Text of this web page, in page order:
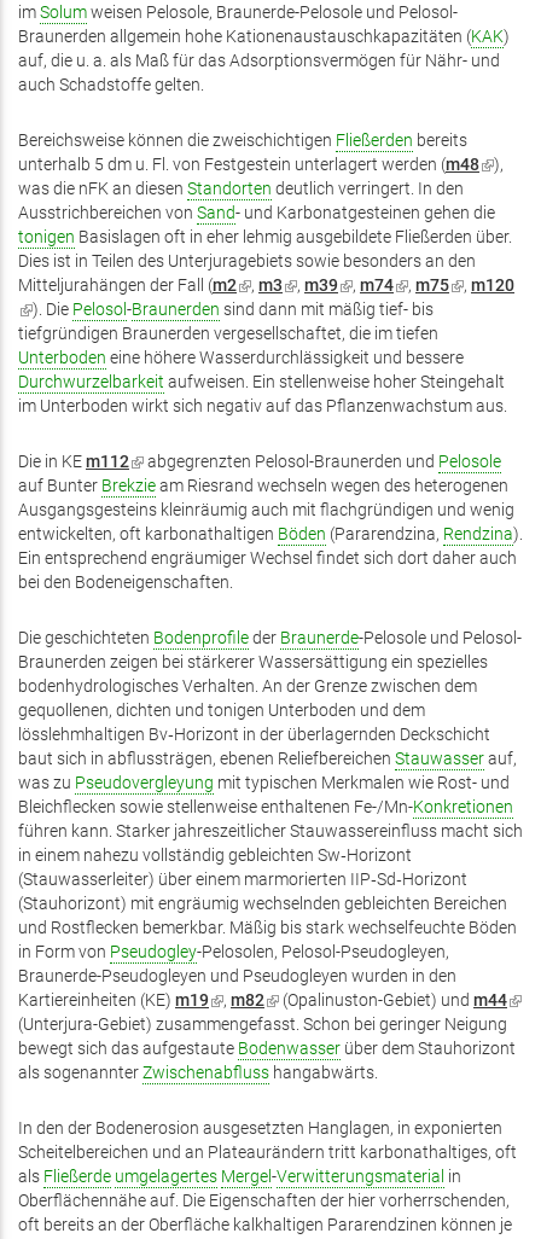
imSolumweisen Pelosole, Braunerde-Pelosole und Pelosol-
Braunerden allgemein hohe Kationenaustauschkapazitäten (KAK)
auf, die u. a. als Maß für das Adsorptionsvermögen für Nähr- und
auch Schadstoffe gelten.
Bereichsweise können die zweischichtigen Fließerden bereits
unterhalb 5 dm u. Fl. von Festgestein unterlagert werden (m48(Link
extern)
),
was die nFK an diesen Standorten deutlich verringert. In den
Ausstrichbereichen von Sand- und Karbonatgesteinen gehen die
tonigen Basislagen oft in eher lehmig ausgebildete Fließerden über.
Dies ist in Teilen des Unterjuragebiets sowie besonders an den
Mitteljurahängen der Fall (m2(Link
ist
extern)
, m3(Link
ist
extern)
, m39(Link
ist
extern)
, m74(Link
ist
extern)
, m75(Link
, m120
(Link
ist
extern)
). Die Pelosol-Braunerden sind dann mit mäßig tief- bis
tiefgründigen Braunerden vergesellschaftet, die im tiefen
Unterboden eine höhere Wasserdurchlässigkeit und bessere
Durchwurzelbarkeit aufweisen. Ein stellenweise hoher Steingehalt
im Unterboden wirkt sich negativ auf das Pflanzenwachstum aus.
Die in KEm112(Link
ist
extern)
abgegrenzten Pelosol-Braunerden und Pelosole
auf Bunter Brekzieam Riesrand wechseln wegen des heterogenen
Ausgangsgesteins kleinräumig auch mit flachgründigen und wenig
entwickelten, oft karbonathaltigen Böden (Pararendzina, Rendzina).
Ein entsprechend engräumiger Wechsel findet sich dort daher auch
bei den Bodeneigenschaften.
Die geschichteten Bodenprofileder Braunerde-Pelosole und Pelosol-
Braunerden zeigen bei stärkerer Wassersättigung ein spezielles
bodenhydrologisches Verhalten. An der Grenze zwischen dem
gequollenen, dichten und tonigen Unterboden und dem
lösslehmhaltigen Bv‑Horizont in der überlagernden Deckschicht
baut sich in abflussträgen, ebenen Reliefbereichen Stauwasserauf,
was zu Pseudovergleyung mit typischen Merkmalen wie Rost- und
Bleichflecken sowie stellenweise enthaltenen Fe-/Mn-Konkretionen
führen kann. Starker jahreszeitlicher Stauwassereinfluss macht sich
in einem nahezu vollständig gebleichten Sw‑Horizont
(Stauwasserleiter) über einem marmorierten IIP‑Sd‑Horizont
(Stauhorizont) mit engräumig wechselnden gebleichten Bereichen
und Rostflecken bemerkbar. Mäßig bis stark wechselfeuchte Böden
in Form von Pseudogley-Pelosolen, Pelosol-Pseudogleyen,
Braunerde-Pseudogleyen und Pseudogleyen wurden in den
Kartiereinheiten (KE) m19(Link
ist
extern)
, m82(Link
ist
extern)
(Opalinuston-Gebiet) und m44(Link
(Unterjura-Gebiet) zusammengefasst. Schon bei geringer Neigung
bewegt sich das aufgestaute Bodenwasser über dem Stauhorizont
als sogenannterZwischenabfluss hangabwärts.
In den der Bodenerosion ausgesetzten Hanglagen, in exponierten
Scheitelbereichen und an Plateaurändern tritt karbonathaltiges, oft
als Fließerde umgelagertes Mergel-Verwitterungsmaterial in
Oberflächennähe auf. Die Eigenschaften der hier vorherrschenden,
oft bereits an der Oberfläche kalkhaltigen Pararendzinen können je